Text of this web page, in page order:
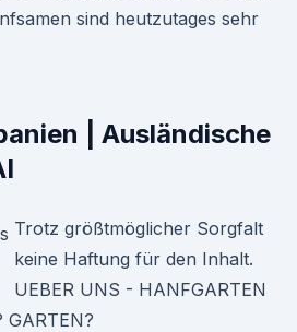
sind heutzutages sehr
| Ausländische
Trotz größtmöglicher Sorgfalt
keine Haftung für den Inhalt.
UEBER UNS - HANFGARTEN
GARTEN?